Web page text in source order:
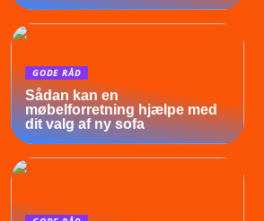
GODE RÅD
Sådan kan en
møbelforretning hjælpe med
dit valg af ny sofa